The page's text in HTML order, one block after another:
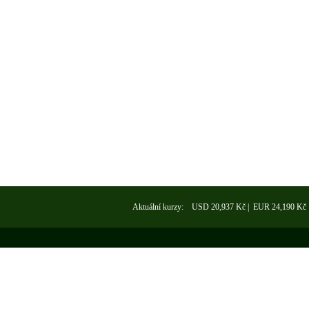
Aktuální kurzy: USD 20,937 Kč | EUR 24,190 Kč